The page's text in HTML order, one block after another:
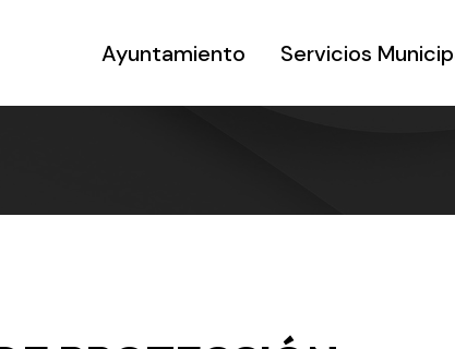
Ayuntamiento Servicios